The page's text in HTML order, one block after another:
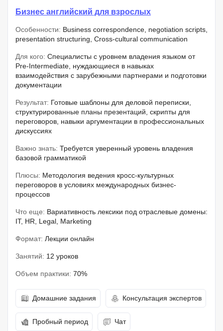
Бизнес английский для взрослых
Особенности: Business correspondence, negotiation scripts,
presentation structuring, Cross-cultural communication
Для кого: Специалисты с уровнем владения языком от
Pre-Intermediate, нуждающиеся в навыках
взаимодействия с зарубежными партнерами и подготовки
документации
Результат: Готовые шаблоны для деловой переписки,
структурированные планы презентаций, скрипты для
переговоров, навыки аргументации в профессиональных
дискуссиях
Важно знать: Требуется уверенный уровень владения
базовой грамматикой
Плюсы: Методология ведения кросс-культурных
переговоров в условиях международных бизнес-
процессов
Что еще: Вариативность лексики под отраслевые домены:
IT, HR, Legal, Marketing
Формат: Лекции онлайн
Занятий: 12 уроков
Объем практики: 70%
Домашние задания Консультация экспертов
Пробный период Чат